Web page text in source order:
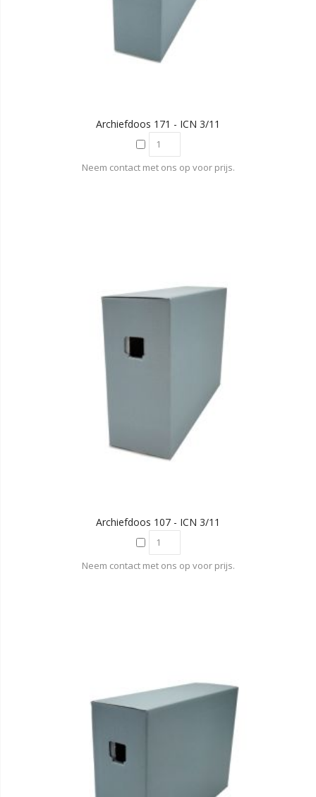
Archiefdoos 171 - ICN 3/11
Neem contact met ons op voor prijs.
Archiefdoos 107 - ICN 3/11
Neem contact met ons op voor prijs.